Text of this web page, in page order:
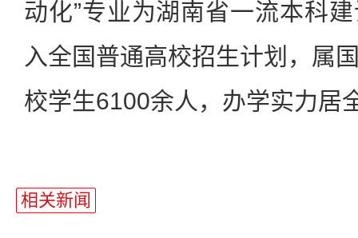
动化”专业为湖南省一流本科
入全国普通高校招生计划，属
校学生6100余人，办学实力居
相关新闻